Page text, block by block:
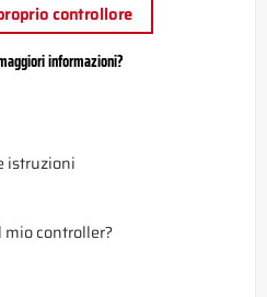
controllore
informazioni?
istruzioni
mio controller?